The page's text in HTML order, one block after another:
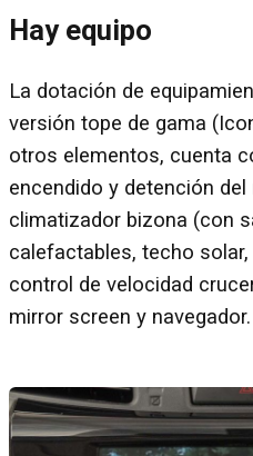
Hay equipo
La dotación de
versión tope de gama
otros elementos, cuenta
encendido y detención
climatizador bizona (con
calefactables, techo
control de velocidad
mirror screen y navegador.